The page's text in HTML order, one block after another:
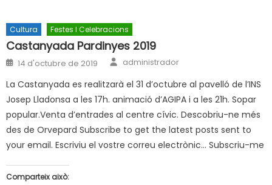
Cultura Festes I Celebracions
Castanyada Pardinyes 2019
Posted
on
14 d'octubre de 2019 Author
administrador
La Castanyada es realitzarà el 31 d’octubre al pavelló de l’INS
Josep Lladonsa a les 17h. animació d’AGIPA i a les 21h. Sopar
popular.Venta d’entrades al centre cívic. Descobriu-ne més
des de Orvepard Subscribe to get the latest posts sent to
your email. Escriviu el vostre correu electrònic… Subscriu-me
Comparteix això: